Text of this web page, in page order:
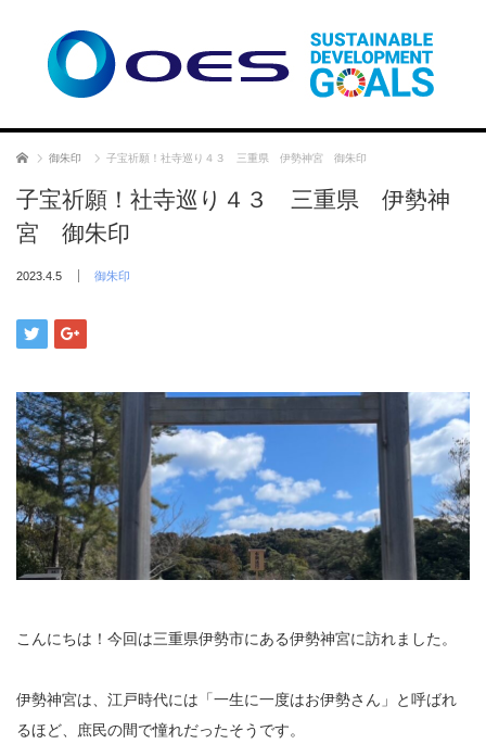
ホーム 御朱印 子宝祈願！社寺巡り４３ 三重県 伊勢神宮 御朱印
子宝祈願！社寺巡り４３ 三重県 伊勢神
宮 御朱印
2023.4.5 御朱印
こんにちは！今回は三重県伊勢市にある伊勢神宮に訪れました。
伊勢神宮は、江戸時代には「一生に一度はお伊勢さん」と呼ばれ
るほど、庶民の間で憧れだったそうです。